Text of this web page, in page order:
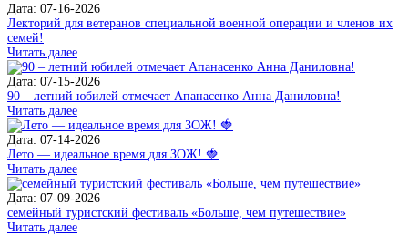
Дата: 07-16-2026
Лекторий для ветеранов специальной военной операции и членов их
семей!
Читать далее
Дата: 07-15-2026
90 – летний юбилей отмечает Апанасенко Анна Даниловна!
Читать далее
Дата: 07-14-2026
Лето — идеальное время для ЗОЖ! 🍓
Читать далее
Дата: 07-09-2026
семейный туристский фестиваль «Больше, чем путешествие»
Читать далее